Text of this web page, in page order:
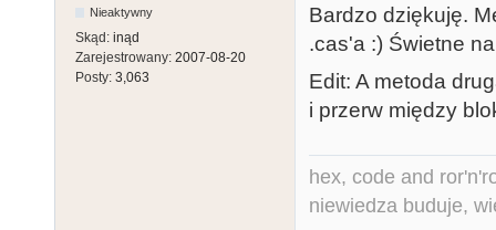
Nieaktywny
Skąd: inąd
Zarejestrowany: 2007-08-20
Posty: 3,063
Bardzo dziękuję.
.cas'a :) Świetne
Edit: A metoda
i przerw między
hex, code and
niewiedza buduje,